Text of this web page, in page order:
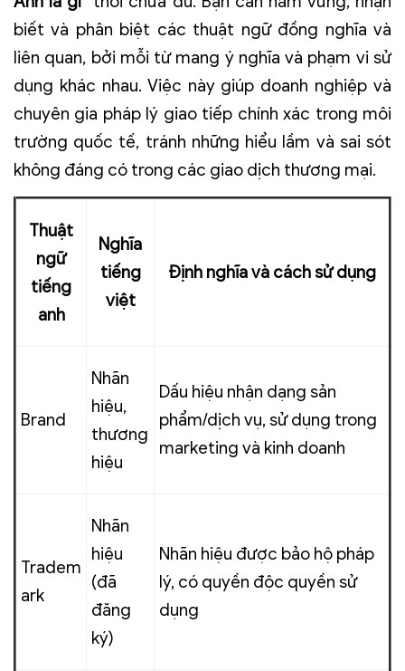
biết và phân biệt các thuật ngữ đồng nghĩa và
liên quan, bởi mỗi từ mang ý nghĩa và phạm vi sử
dụng khác nhau. Việc này giúp doanh nghiệp và
chuyên gia pháp lý giao tiếp chính xác trong môi
trường quốc tế, tránh những hiểu lầm và sai sót
không đáng có trong các giao dịch thương mại.
Thuật
ngữ
tiếng
anh
Nghĩa
tiếng
việt
Định nghĩa và cách sử dụng
Brand
Nhãn
hiệu,
thương
hiệu
Dấu hiệu nhận dạng sản
phẩm/dịch vụ, sử dụng trong
marketing và kinh doanh
Tradem
ark
Nhãn
hiệu
(đã
đăng
ký)
Nhãn hiệu được bảo hộ pháp
lý, có quyền độc quyền sử
dụng